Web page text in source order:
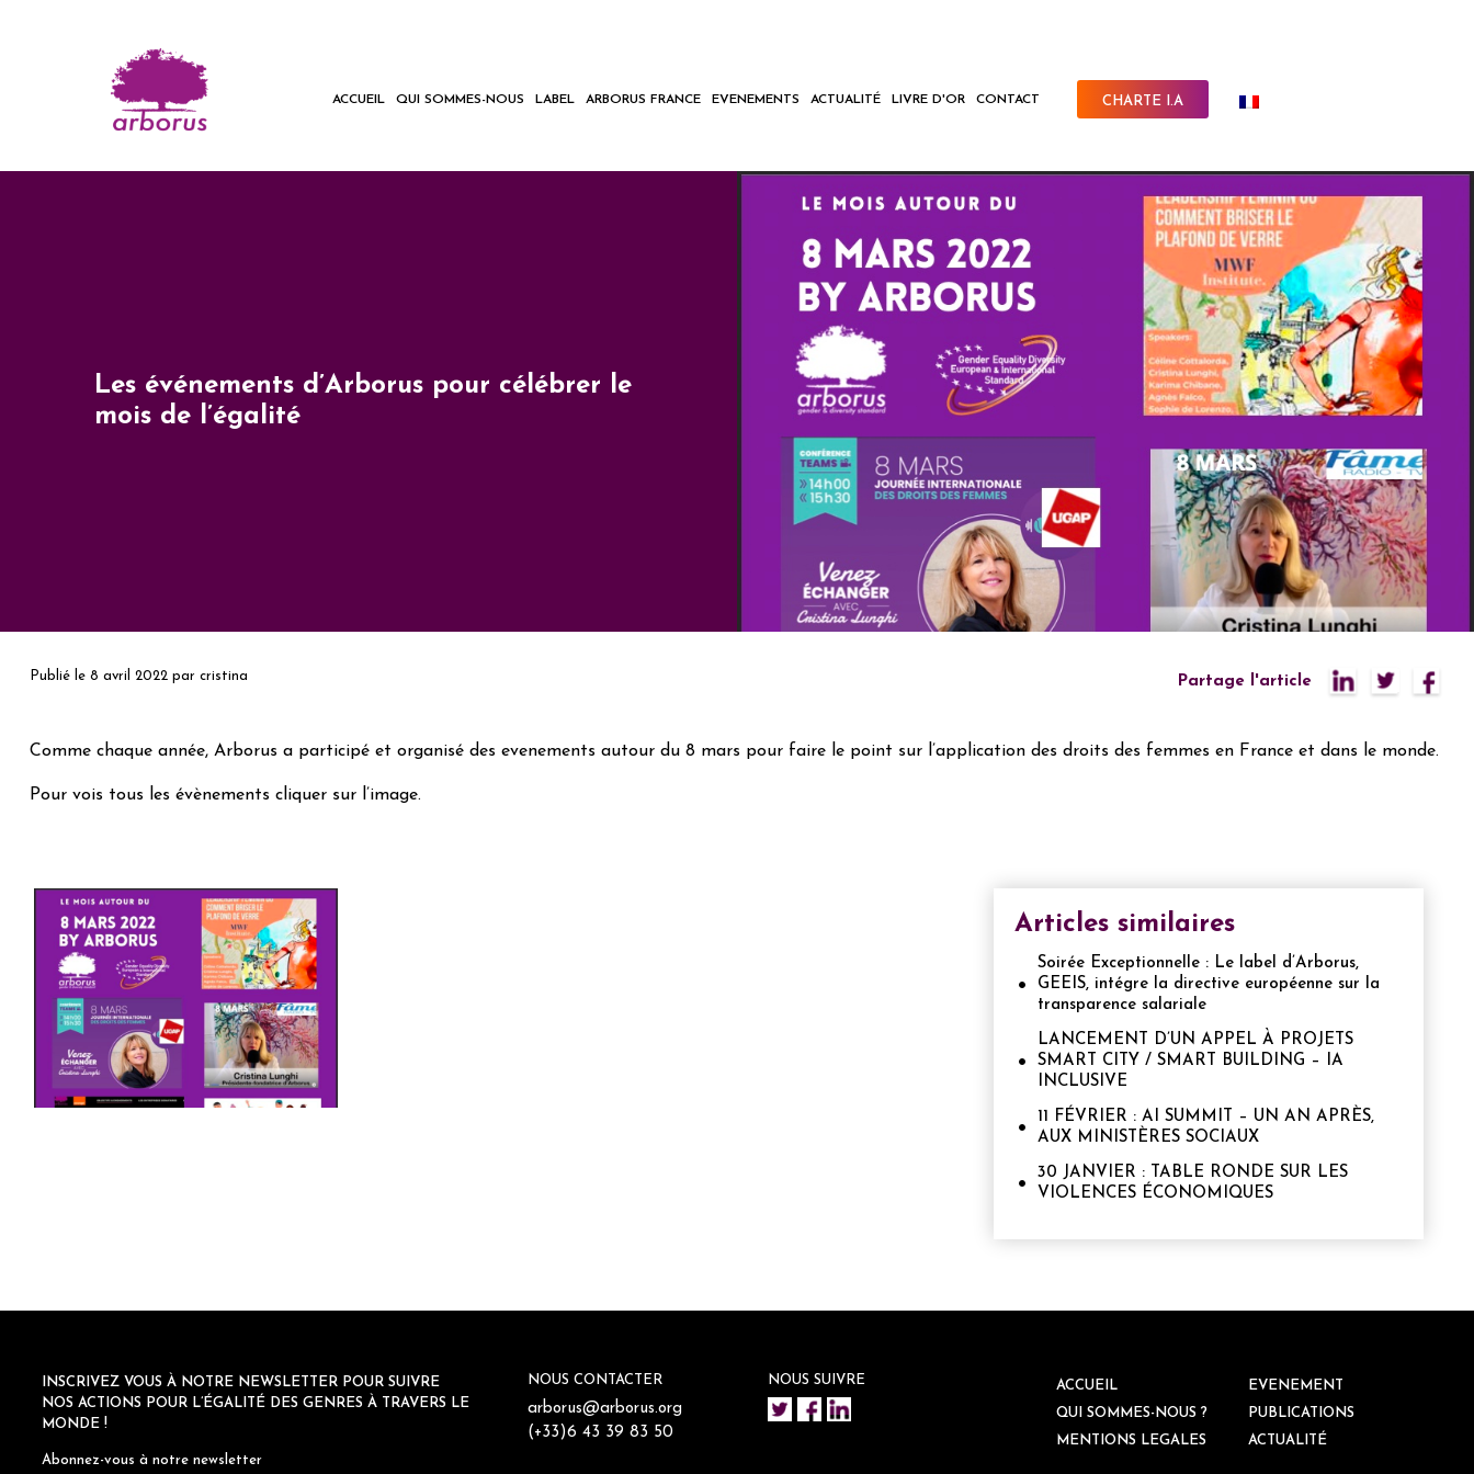
ACCUEIL QUI SOMMES-NOUS LABEL ARBORUS FRANCE EVENEMENTS ACTUALITÉ LIVRE D'OR CONTACT CHARTE I.A
Les événements d’Arborus pour célébrer le
mois de l’égalité
Publié le 8 avril 2022 par cristina Partage l'article
Comme chaque année, Arborus a participé et organisé des evenements autour du 8 mars pour faire le point sur l’application des droits des femmes en France et dans le monde.
Pour vois tous les évènements cliquer sur l’image.
Articles similaires
Soirée Exceptionnelle : Le label d’Arborus,
GEEIS, intégre la directive européenne sur la
transparence salariale
LANCEMENT D’UN APPEL À PROJETS
SMART CITY / SMART BUILDING – IA
INCLUSIVE
11 FÉVRIER : AI SUMMIT – UN AN APRÈS,
AUX MINISTÈRES SOCIAUX
30 JANVIER : TABLE RONDE SUR LES
VIOLENCES ÉCONOMIQUES
INSCRIVEZ VOUS À NOTRE NEWSLETTER POUR SUIVRE
NOS ACTIONS POUR L’ÉGALITÉ DES GENRES À TRAVERS LE
MONDE !
Abonnez-vous à notre newsletter
NOUS CONTACTER
arborus@arborus.org
(+33)6 43 39 83 50
NOUS SUIVRE ACCUEIL
EVENEMENT
QUI SOMMES-NOUS ?
PUBLICATIONS
MENTIONS LEGALES
ACTUALITÉ